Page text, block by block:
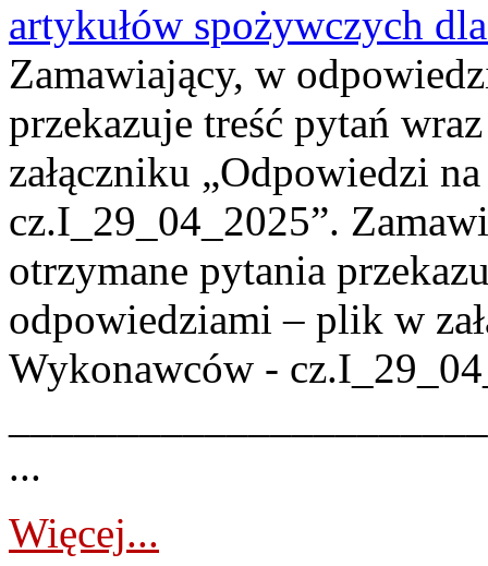
artykułów spożywczych
Zamawiający, w
przekazuje treść pytań
załączniku „Odpowiedzi
cz.I_29_04_2025”.
otrzymane pytania
odpowiedziami – plik w
Wykonawców -
...
Więcej...